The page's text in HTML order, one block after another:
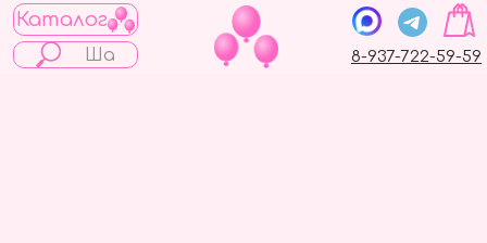
Каталог
8-937-722-59-59